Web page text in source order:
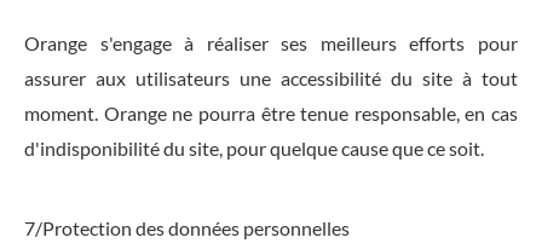
Orange s'engage à réaliser ses meilleurs efforts pour
assurer aux utilisateurs une accessibilité du site à tout
moment. Orange ne pourra être tenue responsable, en cas
d'indisponibilité du site, pour quelque cause que ce soit.
7/Protection des données personnelles